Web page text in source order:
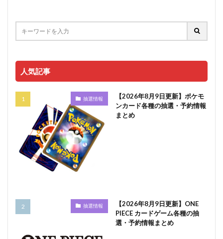
人気記事
抽選情報
【2026年8月9日更新】ポケモ
ンカード各種の抽選・予約情報
まとめ
抽選情報
【2026年8月9日更新】ONE
PIECE カードゲーム各種の抽
選・予約情報まとめ